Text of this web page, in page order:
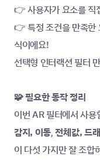
👉 사용자가 요소를 직
👉 특정 조건을 만족한
식이에요!
선택형 인터랙션 필터
🧩 필요한 동작 정리
이번 AR 필터에서 사용
감지, 이동, 전체값, 드
이 다섯 가지만 잘 조합